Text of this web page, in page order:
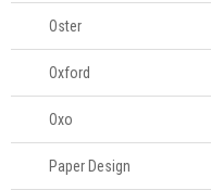
Oster
Oxford
Oxo
Paper Design